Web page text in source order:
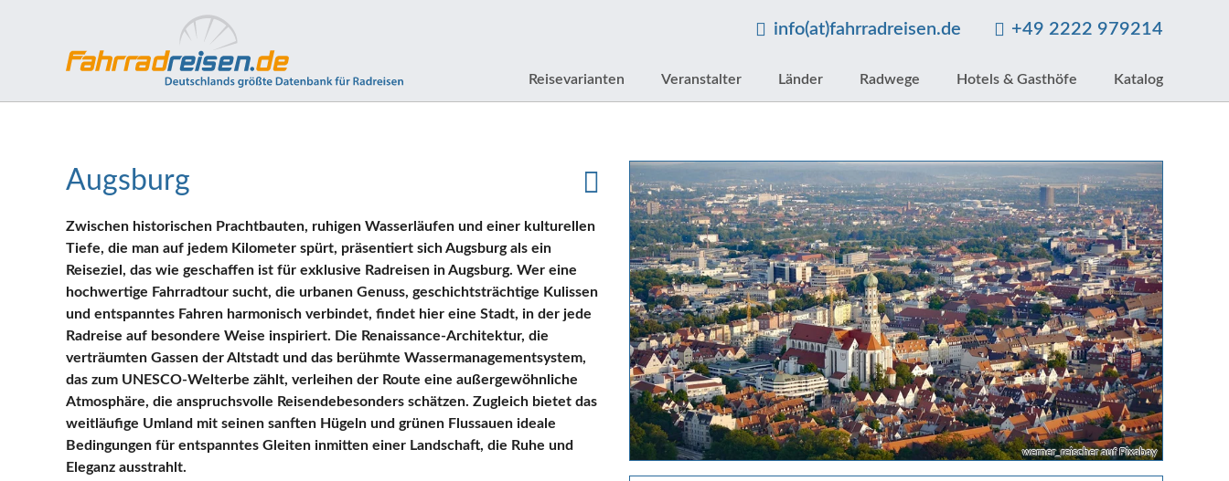
info(at)fahrradreisen.de +49 2222 979214
Reisevarianten Veranstalter Länder Radwege Hotels & Gasthöfe Katalog
werner_reischer auf Pixabay
Augsburg
Zwischen historischen Prachtbauten, ruhigen Wasserläufen und einer kulturellen
Tiefe, die man auf jedem Kilometer spürt, präsentiert sich Augsburg als ein
Reiseziel, das wie geschaffen ist für exklusive Radreisen in Augsburg. Wer eine
hochwertige Fahrradtour sucht, die urbanen Genuss, geschichtsträchtige Kulissen
und entspanntes Fahren harmonisch verbindet, findet hier eine Stadt, in der jede
Radreise auf besondere Weise inspiriert. Die Renaissance-Architektur, die
verträumten Gassen der Altstadt und das berühmte Wassermanagementsystem,
das zum UNESCO-Welterbe zählt, verleihen der Route eine außergewöhnliche
Atmosphäre, die anspruchsvolle Reisendebesonders schätzen. Zugleich bietet das
weitläufige Umland mit seinen sanften Hügeln und grünen Flussauen ideale
Bedingungen für entspanntes Gleiten inmitten einer Landschaft, die Ruhe und
Eleganz ausstrahlt.